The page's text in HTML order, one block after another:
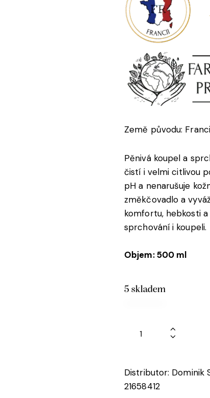
Země původu:
Pěnivá koupel a
čistí i velmi citlivou
pH a nenarušuje
změkčovadlo a
komfortu, hebkosti
sprchování i koupeli.
Objem: 500 ml
5 skladem
Distributor: Dominik
21658412